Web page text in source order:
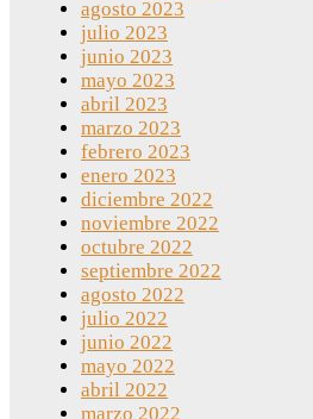
agosto 2023
julio 2023
junio 2023
mayo 2023
abril 2023
marzo 2023
febrero 2023
enero 2023
diciembre 2022
noviembre 2022
octubre 2022
septiembre 2022
agosto 2022
julio 2022
junio 2022
mayo 2022
abril 2022
marzo 2022